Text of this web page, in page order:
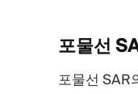
포물선
포물선 SAR